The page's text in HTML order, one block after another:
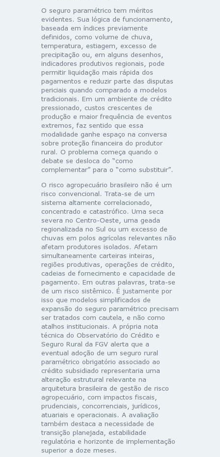
O seguro paramétrico tem méritos
evidentes. Sua lógica de funcionamento,
baseada em índices previamente
definidos, como volume de chuva,
temperatura, estiagem, excesso de
precipitação ou, em alguns desenhos,
indicadores produtivos regionais, pode
permitir liquidação mais rápida dos
pagamentos e reduzir parte das disputas
periciais quando comparado a modelos
tradicionais. Em um ambiente de crédito
pressionado, custos crescentes de
produção e maior frequência de eventos
extremos, faz sentido que essa
modalidade ganhe espaço na conversa
sobre proteção financeira do produtor
rural. O problema começa quando o
debate se desloca do “como
complementar” para o “como substituir”.
O risco agropecuário brasileiro não é um
risco convencional. Trata-se de um
sistema altamente correlacionado,
concentrado e catastrófico. Uma seca
severa no Centro-Oeste, uma geada
regionalizada no Sul ou um excesso de
chuvas em polos agrícolas relevantes não
afetam produtores isolados. Afetam
simultaneamente carteiras inteiras,
regiões produtivas, operações de crédito,
cadeias de fornecimento e capacidade de
pagamento. Em outras palavras, trata-se
de um risco sistêmico. É justamente por
isso que modelos simplificados de
expansão do seguro paramétrico precisam
ser tratados com cautela, e não como
atalhos institucionais. A própria nota
técnica do Observatório do Crédito e
Seguro Rural da FGV alerta que a
eventual adoção de um seguro rural
paramétrico obrigatório associado ao
crédito subsidiado representaria uma
alteração estrutural relevante na
arquitetura brasileira de gestão de risco
agropecuário, com impactos fiscais,
prudenciais, concorrenciais, jurídicos,
atuariais e operacionais. A avaliação
também destaca a necessidade de
transição planejada, estabilidade
regulatória e horizonte de implementação
superior a doze meses.